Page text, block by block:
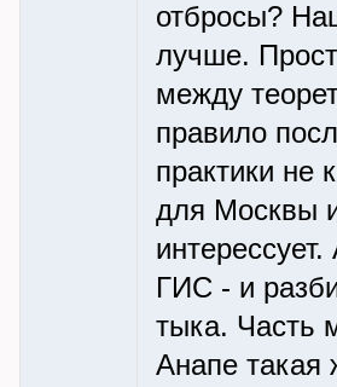
отбросы?
лучше.
между
правило
практики не
для Москвы
ГИС - и
тыка. Часть
Анапе такая